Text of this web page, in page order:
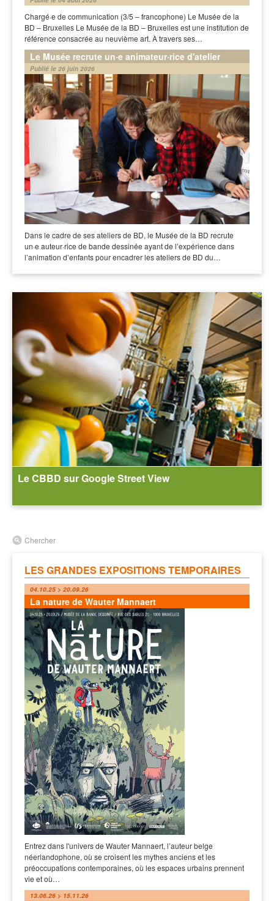
Chargé·e de communication (3/5 – francophone) Le Musée de la
BD – Bruxelles Le Musée de la BD – Bruxelles est une institution de
référence consacrée au neuvième art. À travers ses…
Le Musée recrute un·e animateur·rice d'atelier
Publié le 26 juin 2026
Dans le cadre de ses ateliers de BD, le Musée de la BD recrute
un·e auteur·rice de bande dessinée ayant de l’expérience dans
l’animation d’enfants pour encadrer les ateliers de BD du…
Le CBBD sur Google Street View
Chercher
LES GRANDES EXPOSITIONS TEMPORAIRES
04.10.25 > 20.09.26
La nature de Wauter Mannaert
Entrez dans l'univers de Wauter Mannaert, l’auteur belge
néerlandophone, où se croisent les mythes anciens et les
préoccupations contemporaines, où les espaces urbains prennent
vie et où…
13.06.26 > 15.11.26